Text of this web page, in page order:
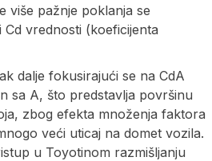
više pažnje poklanja se
Cd vrednosti (koeficijenta
dalje fokusirajući se na CdA
sa A, što predstavlja površinu
zbog efekta množenja faktora
veći uticaj na domet vozila.
u Toyotinom razmišljanju